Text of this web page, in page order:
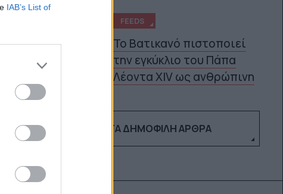
IAB’s List of
5
FEEDS
Το Βατικανό πιστοποιεί
την εγκύκλιο του Πάπα
Λέοντα XIV ως ανθρώπινη
ΔΕΣ ΤΑ ΔΗΜΟΦΙΛΉ ΆΡΘΡΑ